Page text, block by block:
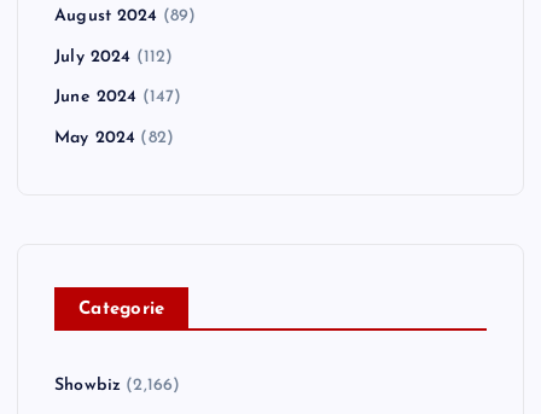
August 2024 (89)
July 2024 (112)
June 2024 (147)
May 2024 (82)
Categorie
Showbiz (2,166)